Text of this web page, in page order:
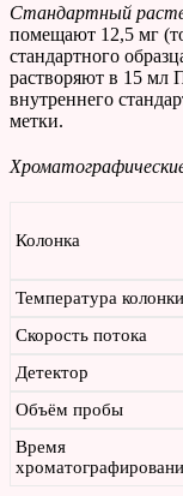
Стандартный
помещают 12,5 мг
стандартного
растворяют в 15 мл
внутреннего
метки.
Колонка
Температура колонки
Скорость потока
Детектор
Объём пробы
Время